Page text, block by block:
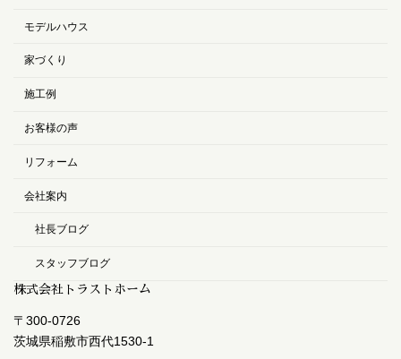
モデルハウス
家づくり
施工例
お客様の声
リフォーム
会社案内
社長ブログ
スタッフブログ
株式会社トラストホーム
〒300-0726
茨城県稲敷市西代1530-1